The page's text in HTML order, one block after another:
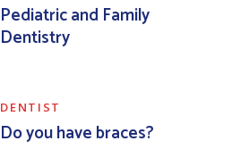
Pediatric and Family
Dentistry
DENTIST
Do you have braces?